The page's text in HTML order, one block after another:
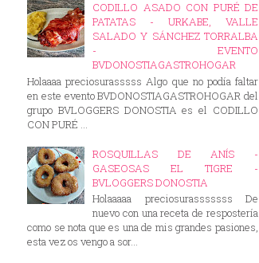
CODILLO ASADO CON PURÉ DE
PATATAS - URKABE, VALLE
SALADO Y SÁNCHEZ TORRALBA
- EVENTO
BVDONOSTIAGASTROHOGAR
Holaaaa preciosurasssss Algo que no podía faltar
en este evento BVDONOSTIAGASTROHOGAR del
grupo BVLOGGERS DONOSTIA es el CODILLO
CON PURÉ ...
ROSQUILLAS DE ANÍS -
GASEOSAS EL TIGRE -
BVLOGGERS DONOSTIA
Holaaaaa preciosurasssssss De
nuevo con una receta de respostería
como se nota que es una de mis grandes pasiones,
esta vez os vengo a sor...